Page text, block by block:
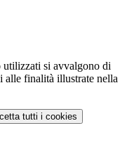
utilizzati si avvalgono di
alle finalità illustrate nella
tutti i cookies